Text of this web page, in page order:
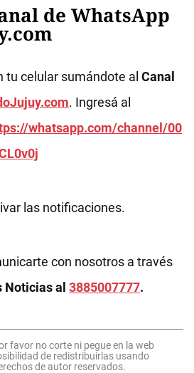
de WhatsApp
tu celular sumándote al Canal
. Ingresá al
whatsapp.com/channel/00
las notificaciones.
con nosotros a través
Noticias al 3885007777.
favor no corte ni pegue en la web
de redistribuirlas usando
de autor reservados.